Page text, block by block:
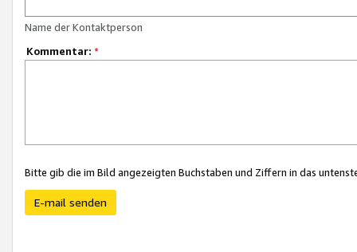
Name der Kontaktperson
Kommentar: *
Bitte gib die im Bild angezeigten Buchstaben und Ziffern in das
E-mail senden